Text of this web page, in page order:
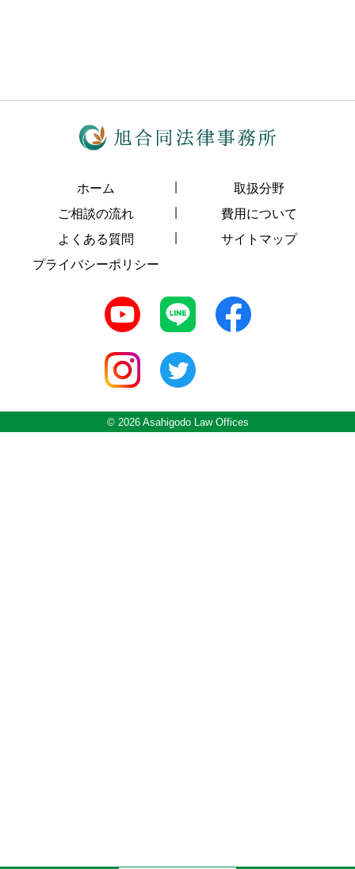
ホーム
取扱分野
ご相談の流れ
費用について
よくある質問
サイトマップ
プライバシーポリシー
© 2026 Asahigodo Law Offices